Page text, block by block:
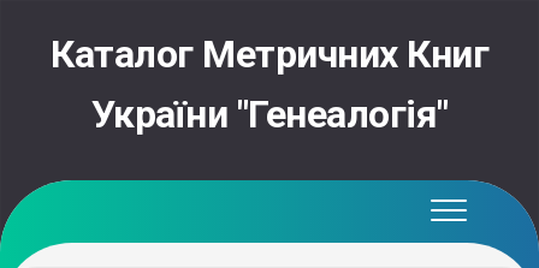
contentКаталог Метричних Книг
України "Генеалогія"